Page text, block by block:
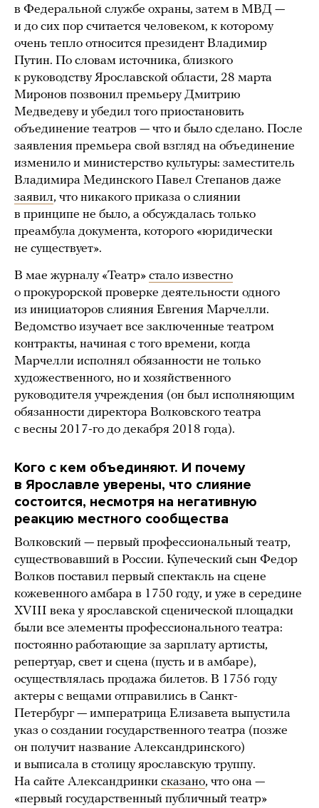
в Федеральной службе охраны, затем в МВД —
и до сих пор считается человеком, к которому
очень тепло относится президент Владимир
Путин. По словам источника, близкого
к руководству Ярославской области, 28 марта
Миронов позвонил премьеру Дмитрию
Медведеву и убедил того приостановить
объединение театров — что и было сделано. После
заявления премьера свой взгляд на объединение
изменило и министерство культуры: заместитель
Владимира Мединского Павел Степанов даже
заявил, что никакого приказа о слиянии
в принципе не было, а обсуждалась только
преамбула документа, которого «юридически
не существует».
В мае журналу «Театр» стало известно
о прокурорской проверке деятельности одного
из инициаторов слияния Евгения Марчелли.
Ведомство изучает все заключенные театром
контракты, начиная с того времени, когда
Марчелли исполнял обязанности не только
художественного, но и хозяйственного
руководителя учреждения (он был исполняющим
обязанности директора Волковского театра
с весны 2017-го до декабря 2018 года).
Кого с кем объединяют. И почему
в Ярославле уверены, что слияние
состоится, несмотря на негативную
реакцию местного сообщества
Волковский — первый профессиональный театр,
существовавший в России. Купеческий сын Федор
Волков поставил первый спектакль на сцене
кожевенного амбара в 1750 году, и уже в середине
XVIII века у ярославской сценической площадки
были все элементы профессионального театра:
постоянно работающие за зарплату артисты,
репертуар, свет и сцена (пусть и в амбаре),
осуществлялась продажа билетов. В 1756 году
актеры с вещами отправились в Санкт-
Петербург — императрица Елизавета выпустила
указ о создании государственного театра (позже
он получит название Александринского)
и выписала в столицу ярославскую труппу.
На сайте Александринки сказано, что она —
«первый государственный публичный театр»